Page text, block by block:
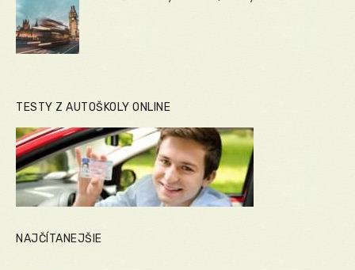
TESTY Z AUTOŠKOLY ONLINE
NAJČÍTANEJŠIE